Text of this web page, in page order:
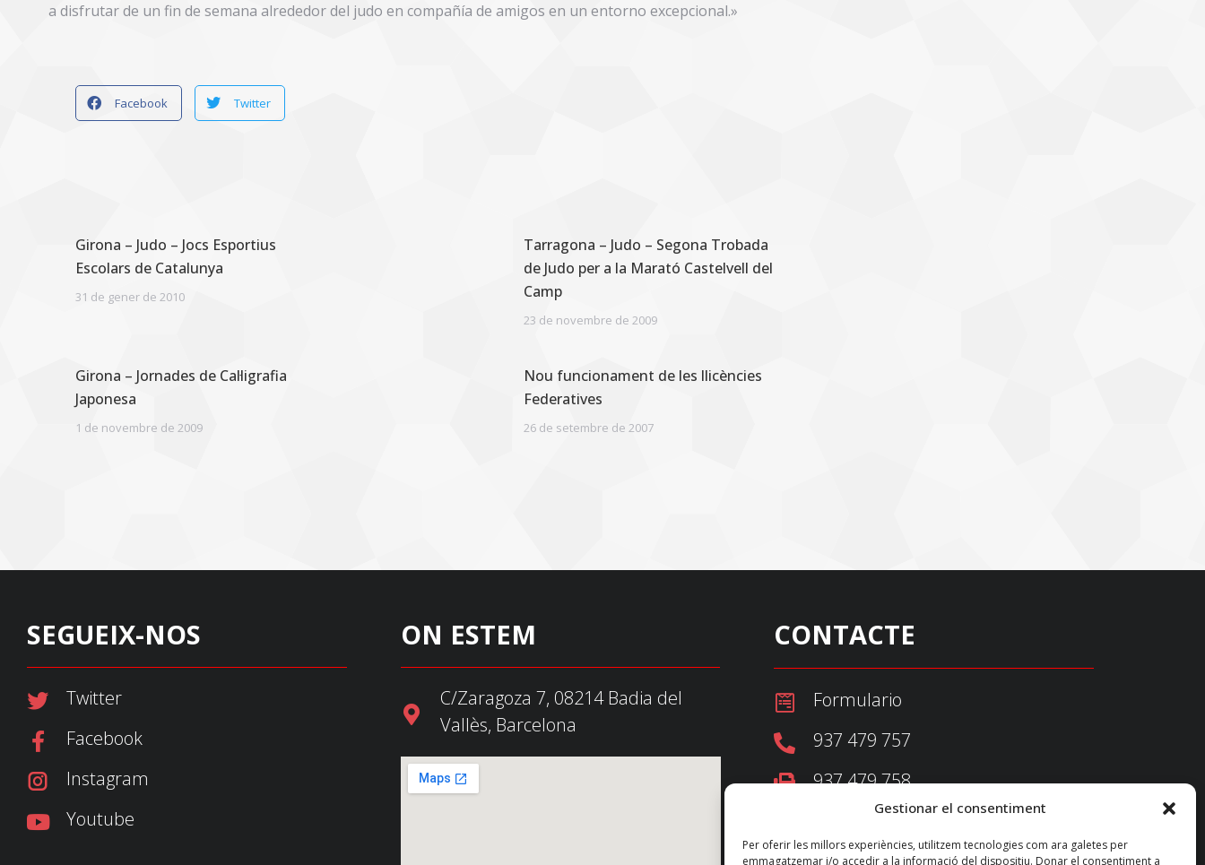
Gestionar el consentiment
Per oferir les millors experiències, utilitzem tecnologies com ara galetes per
emmagatzemar i/o accedir a la informació del dispositiu. Donar el consentiment a
a disfrutar de un fin de semana alrededor del judo en compañía de amigos en un entorno excepcional.»
Facebook Twitter
Girona – Judo – Jocs Esportius
Escolars de Catalunya
31 de gener de 2010
Tarragona – Judo – Segona Trobada
de Judo per a la Marató Castelvell del
Camp
23 de novembre de 2009
Girona – Jornades de Cal·ligrafia
Japonesa
1 de novembre de 2009
Nou funcionament de les llicències
Federatives
26 de setembre de 2007
SEGUEIX-NOS
Twitter
Facebook
Instagram
Youtube
ON ESTEM
C/Zaragoza 7, 08214 Badia del
Vallès, Barcelona
CONTACTE
Formulario
937 479 757
937 479 758
federacio@fedecatjudo.cat